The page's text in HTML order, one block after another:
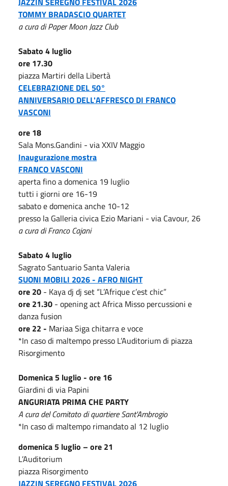
TOMMY BRADASCIO QUARTET
a cura di Paper Moon Jazz Club
Sabato 4 luglio
ore 17.30
piazza Martiri della Libertà
CELEBRAZIONE DEL 50°
ANNIVERSARIO DELL'AFFRESCO DI FRANCO
VASCONI
ore 18
Sala Mons.Gandini - via XXIV Maggio
Inaugurazione mostra
FRANCO VASCONI
aperta fino a domenica 19 luglio
tutti i giorni ore 16-19
sabato e domenica anche 10-12
presso la Galleria civica Ezio Mariani - via Cavour, 26
a cura di Franco Cajani
Sabato 4 luglio
Sagrato Santuario Santa Valeria
SUONI MOBILI 2026 - AFRO NIGHT
ore 20 - Kaya dj dj set “L’Afrique c’est chic”
ore 21.30 - opening act Africa Misso percussioni e
danza fusion
ore 22 - Mariaa Siga chitarra e voce
*In caso di maltempo presso L’Auditorium di piazza
Risorgimento
Domenica 5 luglio - ore 16
Giardini di via Papini
ANGURIATA PRIMA CHE PARTY
A cura del Comitato di quartiere Sant'Ambrogio
*In caso di maltempo rimandato al 12 luglio
domenica 5 luglio – ore 21
L’Auditorium
piazza Risorgimento
JAZZIN SEREGNO FESTIVAL 2026